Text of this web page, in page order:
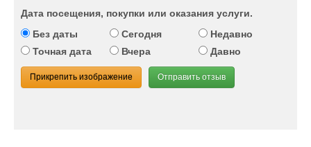
Дата посещения, покупки или оказания услуги.
Без даты
Сегодня
Недавно
Точная дата
Вчера Давно
Прикрепить изображение Отправить отзыв